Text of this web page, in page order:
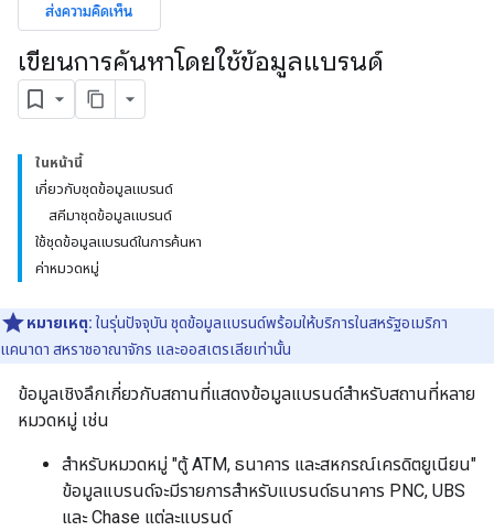
ส่งความคิดเห็น
เขียนการค้นหาโดยใช้ข้อมูลแบรนด์
ในหน้านี้
เกี่ยวกับชุดข้อมูลแบรนด์
สคีมาชุดข้อมูลแบรนด์
ใช้ชุดข้อมูลแบรนด์ในการค้นหา
ค่าหมวดหมู่
หมายเหตุ: ในรุ่นปัจจุบัน ชุดข้อมูลแบรนด์พร้อมให้บริการในสหรัฐอเมริกา
แคนาดา สหราชอาณาจักร และออสเตรเลียเท่านั้น
ข้อมูลเชิงลึกเกี่ยวกับสถานที่แสดงข้อมูลแบรนด์สำหรับสถานที่หลาย
หมวดหมู่ เช่น
สำหรับหมวดหมู่ "ตู้ ATM, ธนาคาร และสหกรณ์เครดิตยูเนียน"
ข้อมูลแบรนด์จะมีรายการสำหรับแบรนด์ธนาคาร PNC, UBS
และ Chase แต่ละแบรนด์